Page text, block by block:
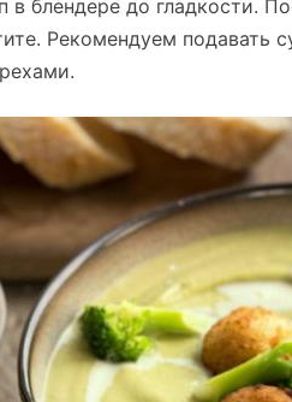
в блендере до гладкости.
Рекомендуем